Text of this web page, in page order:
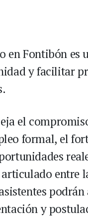
en Fontibón es
y facilitar
el
formal, el
entre
y